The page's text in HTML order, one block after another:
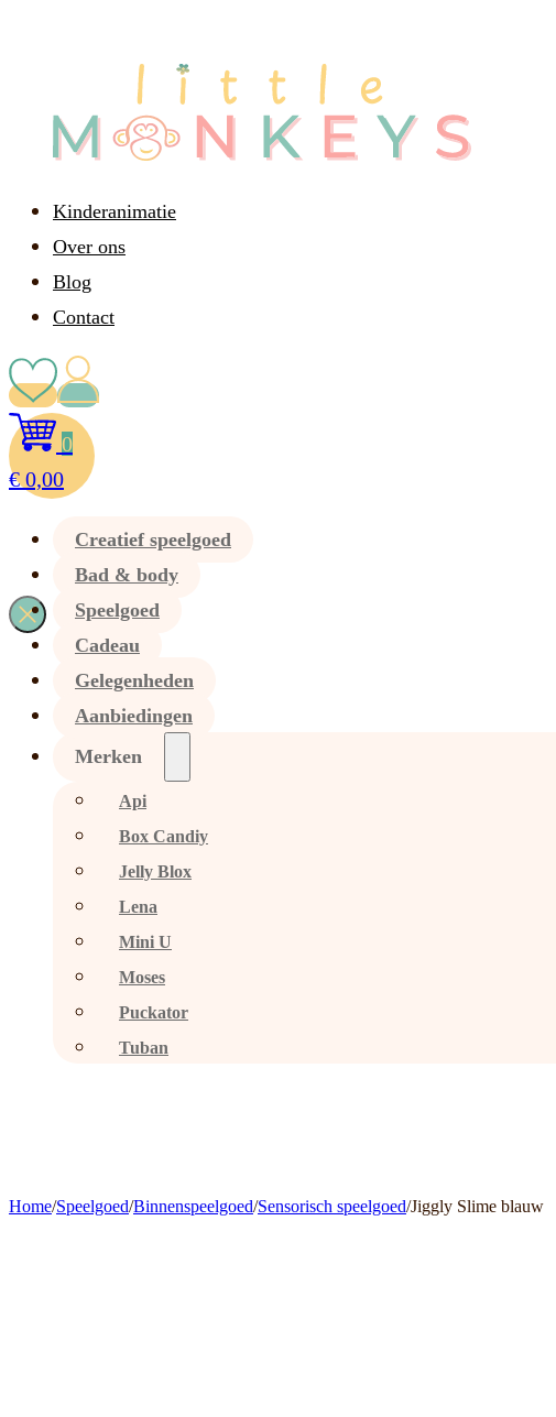
Kinderanimatie
Over ons
Blog
Contact
0
€0,00
Creatief speelgoed
Bad & body
Speelgoed
Cadeau
Gelegenheden
Aanbiedingen
Merken
Api
Box Candiy
Jelly Blox
Lena
Mini U
Moses
Puckator
Tuban
Home/Speelgoed/Binnenspeelgoed/Sensorisch speelgoed/Jiggly Slime blauw